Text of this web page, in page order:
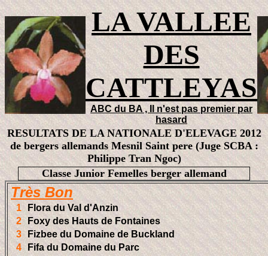
LA VALLEE
DES
CATTLEYAS
ABC du BA , Il n'est pas premier par
hasard
RESULTATS DE LA NATIONALE D'ELEVAGE 2012
de bergers allemands Mesnil Saint pere (Juge SCBA :
Philippe Tran Ngoc)
Classe Junior Femelles berger allemand
Très Bon
1
Flora du Val d'Anzin
2
Foxy des Hauts de Fontaines
3
Fizbee du Domaine de Buckland
4
Fifa du Domaine du Parc